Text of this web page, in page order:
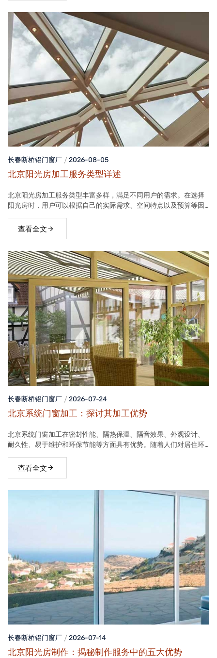
长春断桥铝门窗厂 2026-08-05
北京阳光房加工服务类型详述
北京阳光房加工服务类型丰富多样，满足不同用户的需求。在选择
阳光房时，用户可以根据自己的实际需求、空间特点以及预算等因
查看全文
长春断桥铝门窗厂 2026-07-24
北京系统门窗加工：探讨其加工优势
北京系统门窗加工在密封性能、隔热保温、隔音效果、外观设计、
耐久性、易于维护和环保节能等方面具有优势。随着人们对居住环
位。查看全文
长春断桥铝门窗厂 2026-07-14
北京阳光房制作：揭秘制作服务中的五大优势